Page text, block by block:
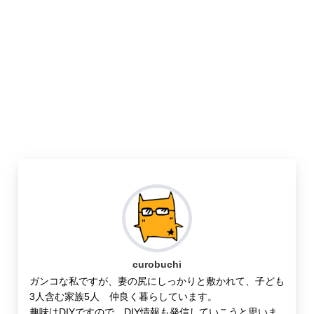
curobuchi
ガンコな私ですが、妻の尻にしっかりと敷かれて、子ども
3人含む家族5人 仲良く暮らしています。
趣味はDIYですので、DIY情報も発信していこうと思いま